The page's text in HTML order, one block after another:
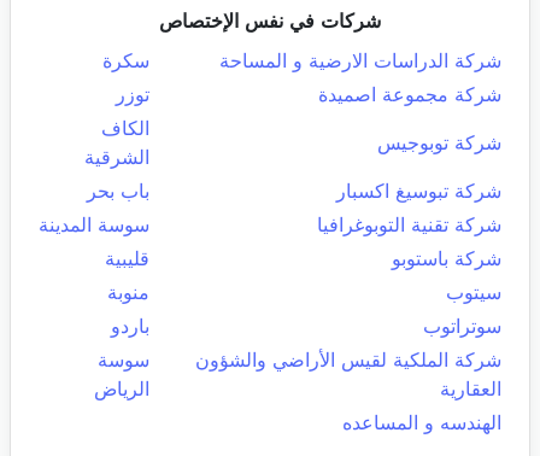
شركات في نفس الإختصاص
شركة الدراسات الارضية و المساحة
سكرة
شركة مجموعة اصميدة
توزر
شركة توبوجيس
الكاف
الشرقية
شركة تبوسيغ اكسبار
باب بحر
شركة تقنية التوبوغرافيا
سوسة المدينة
شركة باستوبو
قليبية
سيتوب
منوبة
سوتراتوب
باردو
شركة الملكية لقيس الأراضي والشؤون
العقارية
سوسة
الرياض
الهندسه و المساعده